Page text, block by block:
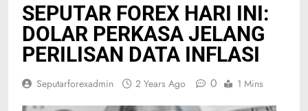
SEPUTAR FOREX HARI INI:
DOLAR PERKASA JELANG
PERILISAN DATA INFLASI
Seputarforexadmin 2 Years Ago 0 1 Mins